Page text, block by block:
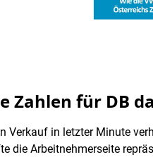
Zahlen für DB
Verkauf in letzter Minute
die Arbeitnehmerseite